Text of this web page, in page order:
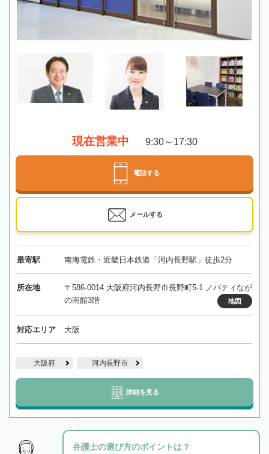
現在営業中 9:30～17:30
電話する
メールする
最寄駅 南海電鉄・近畿日本鉄道「河内長野駅」徒歩2分
所在地
〒586-0014 大阪府河内長野市長野町5-1 ノバティなが
の南館3階
地図
対応エリア 大阪
大阪府 河内長野市
詳細を見る
弁護士の選び方のポイントは？